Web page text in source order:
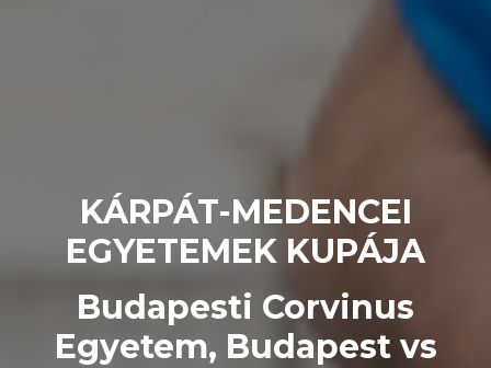
KÁRPÁT-MEDENCEI
EGYETEMEK KUPÁJA
Budapesti Corvinus
Egyetem, Budapest vs